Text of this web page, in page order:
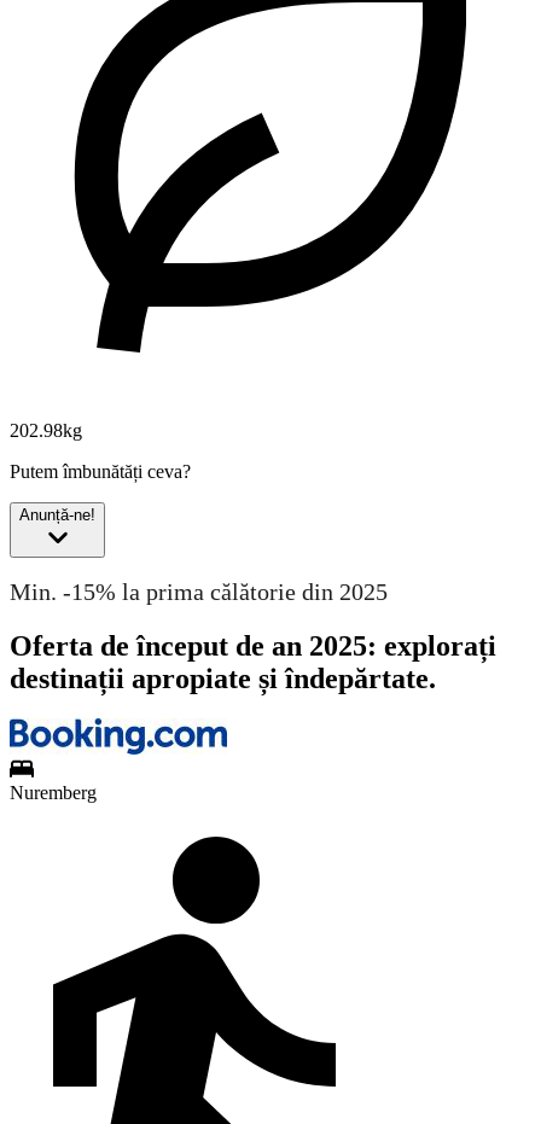
202.98kg
Putem îmbunătăți ceva?
Anunță-ne!
Min. -15% la prima călătorie din 2025
Oferta de început de an 2025: explorați
destinații apropiate și îndepărtate.
Nuremberg